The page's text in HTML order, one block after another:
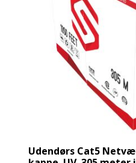
Udendørs Cat5